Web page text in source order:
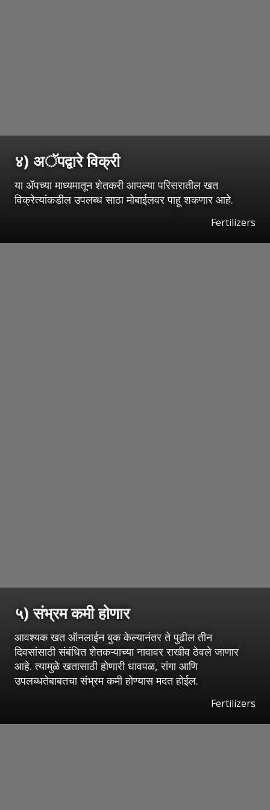
४) अॅपद्वारे विक्री
या ॲपच्या माध्यमातून शेतकरी आपल्या परिसरातील खत
विक्रेत्यांकडील उपलब्ध साठा मोबाईलवर पाहू शकणार आहे.
Fertilizers
५) संभ्रम कमी होणार
आवश्यक खत ऑनलाईन बुक केल्यानंतर ते पुढील तीन
दिवसांसाठी संबंधित शेतकऱ्याच्या नावावर राखीव ठेवले जाणार
आहे. त्यामुळे खतासाठी होणारी धावपळ, रांगा आणि
उपलब्धतेबाबतचा संभ्रम कमी होण्यास मदत होईल.
Fertilizers